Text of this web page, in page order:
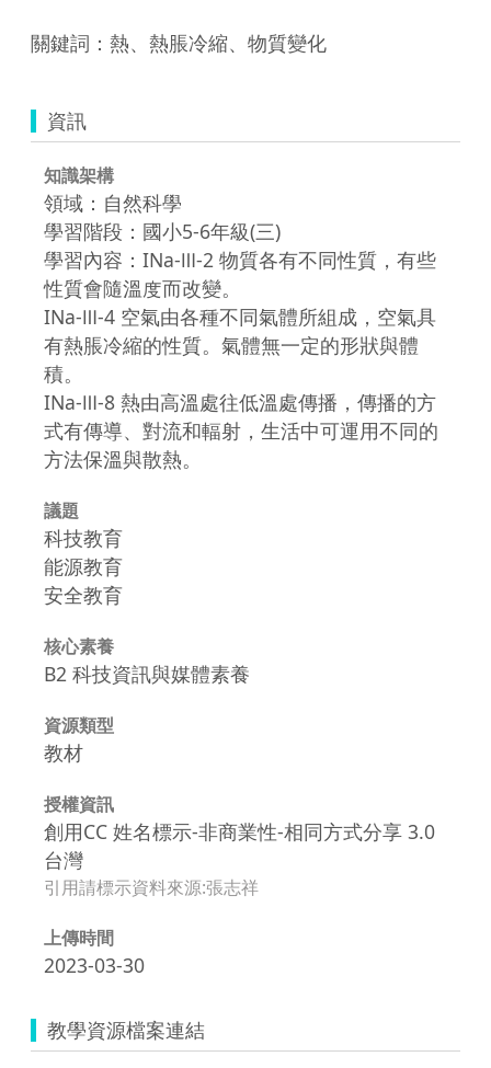
關鍵詞：熱、熱脹冷縮、物質變化
資訊
知識架構
領域：自然科學
學習階段：國小5-6年級(三)
學習內容：INa-Ⅲ-2 物質各有不同性質，有些
性質會隨溫度而改變。
INa-Ⅲ-4 空氣由各種不同氣體所組成，空氣具
有熱脹冷縮的性質。氣體無一定的形狀與體
積。
INa-Ⅲ-8 熱由高溫處往低溫處傳播，傳播的方
式有傳導、對流和輻射，生活中可運用不同的
方法保溫與散熱。
議題
科技教育
能源教育
安全教育
核心素養
B2 科技資訊與媒體素養
資源類型
教材
授權資訊
創用CC 姓名標示-非商業性-相同方式分享 3.0
台灣
引用請標示資料來源:張志祥
上傳時間
2023-03-30
教學資源檔案連結